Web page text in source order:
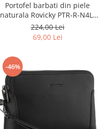
Portofel barbati din piele
naturala Rovicky PTR-R-N4L-
GAT-8922 B+B
224,00 Lei
69,00 Lei
-46%